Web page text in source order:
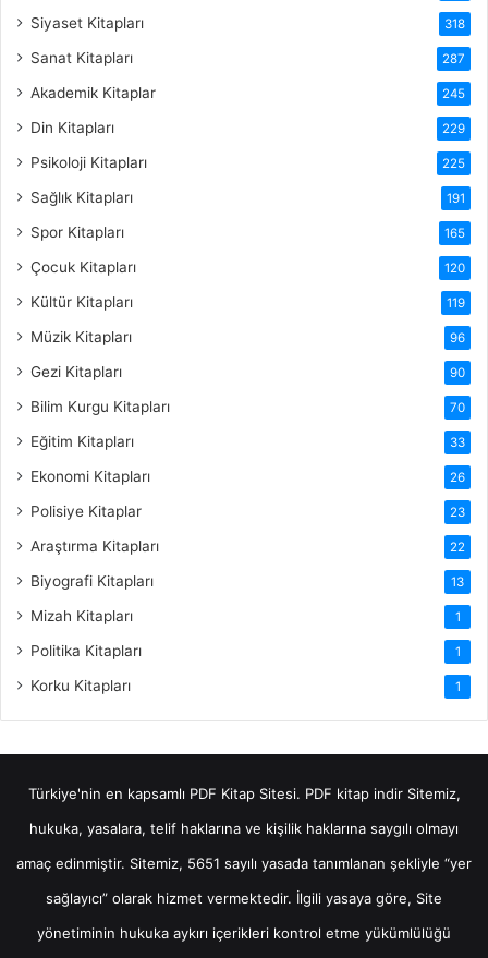
Siyaset Kitapları 318
Sanat Kitapları 287
Akademik Kitaplar 245
Din Kitapları 229
Psikoloji Kitapları 225
Sağlık Kitapları 191
Spor Kitapları 165
Çocuk Kitapları 120
Kültür Kitapları 119
Müzik Kitapları 96
Gezi Kitapları 90
Bilim Kurgu Kitapları 70
Eğitim Kitapları 33
Ekonomi Kitapları 26
Polisiye Kitaplar 23
Araştırma Kitapları 22
Biyografi Kitapları 13
Mizah Kitapları 1
Politika Kitapları 1
Korku Kitapları 1
Türkiye'nin en kapsamlı PDF Kitap Sitesi. PDF kitap indirSitemiz,
hukuka, yasalara, telif haklarına ve kişilik haklarına saygılı olmayı
amaç edinmiştir. Sitemiz, 5651 sayılı yasada tanımlanan şekliyle “yer
sağlayıcı” olarak hizmet vermektedir. İlgili yasaya göre, Site
yönetiminin hukuka aykırı içerikleri kontrol etme yükümlülüğü